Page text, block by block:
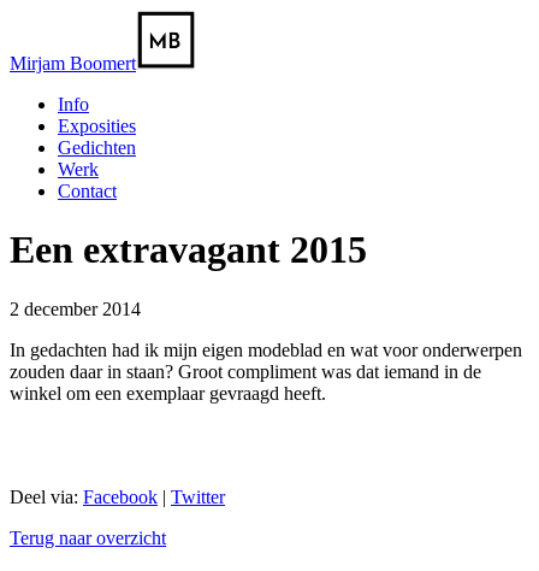
Mirjam Boomert
Info
Exposities
Gedichten
Werk
Contact
Een extravagant 2015
2 december 2014
In gedachten had ik mijn eigen modeblad en wat voor onderwerpen
zouden daar in staan? Groot compliment was dat iemand in de
winkel om een exemplaar gevraagd heeft.
Deel via: Facebook | Twitter
Terug naar overzicht